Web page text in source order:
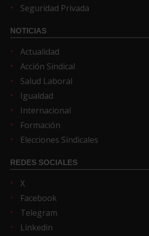
Seguridad Privada
NOTICIAS
Actualidad
Acción Sindical
Salud Laboral
Igualdad
Internacional
Formación
Elecciones Sindicales
REDES SOCIALES
X
Facebook
Telegram
Linkedin